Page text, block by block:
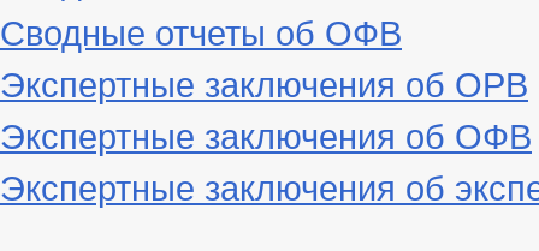
Сводные отчеты об ОФВ
Экспертные заключения об ОРВ
Экспертные заключения об ОФВ
Экспертные заключения об